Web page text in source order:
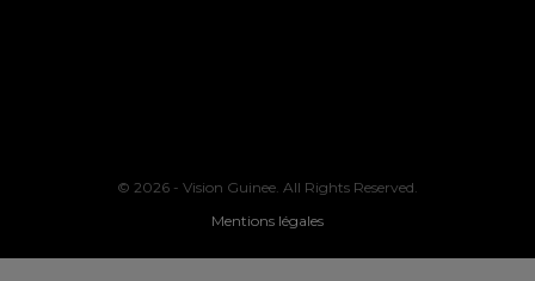
© 2026 - Vision Guinee. All Rights Reserved.
Mentions légales